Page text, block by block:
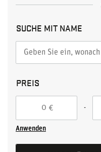
SUCHE MIT NAME
PREIS
€ -
Anwenden